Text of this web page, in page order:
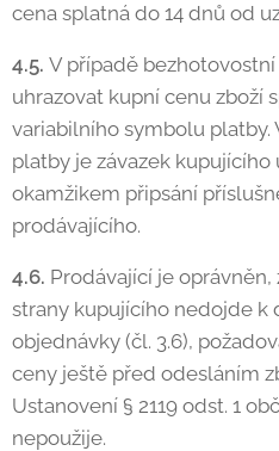
cena splatná do 14 dnů od
4.5. V případě
uhrazovat kupní cenu zboží
variabilního symbolu
platby je závazek
okamžikem připsání
prodávajícího.
4.6. Prodávající je
strany kupujícího nedojde
objednávky (čl. 3.6),
ceny ještě před odesláním
Ustanovení § 2119 odst. 1
nepoužije.